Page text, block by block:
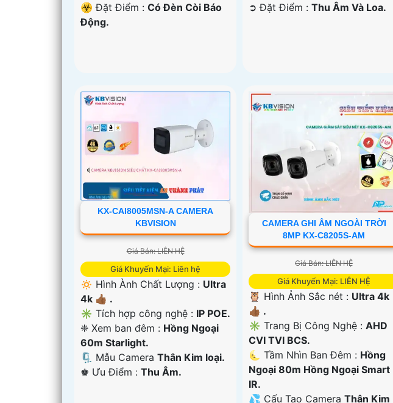
️☣️ Đặt Điểm : Có Ðèn Còi Báo
Động.
️➲ Đặt Điểm :Thu Âm Và Loa.
KX-CAI8005MSN-A CAMERA
KBVISION
Giá Bán: LIÊN HỆ
Giá Khuyến Mại: Liên hệ
🔅 Hình Ành Chất Lượng : Ultra
4k 👍🏾 .
✳️ Tích hợp công nghệ : IP POE.
❈ Xem ban đêm : Hồng Ngoại
60m Starlight.
🗜️ Mẫu Camera Thân Kim loại.
️♚ Ưu Điểm : Thu Âm.
CAMERA GHI ÂM NGOÀI TRỜI
8MP KX-C8205S-AM
Giá Bán: LIÊN HỆ
Giá Khuyến Mại: LIÊN HỆ
🦉 Hình Ảnh Sắc nét : Ultra 4k
👍🏾 .
✳️ Trang Bị Công Nghệ :AHD
CVI TVI BCS.
🌜 Tầm Nhìn Ban Đêm : Hồng
Ngoại 80m Hồng Ngoại Smart
IR.
💦 Cấu Tạo CameraThân Kim